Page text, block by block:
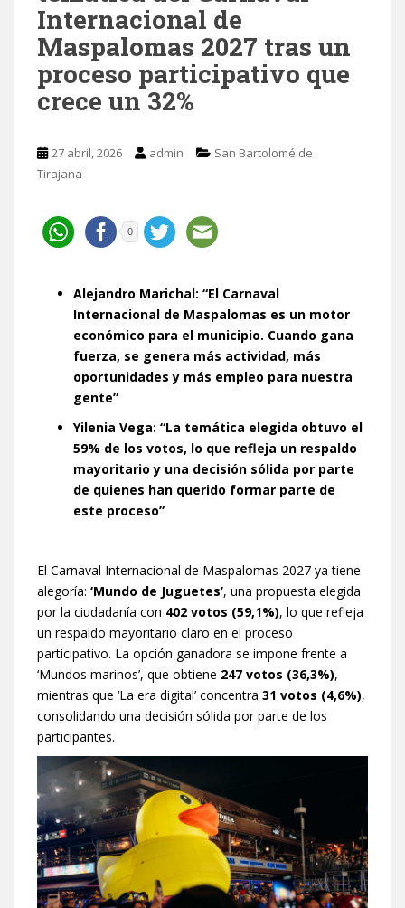
Internacional de
Maspalomas 2027 tras un
proceso participativo que
crece un 32%
27 abril, 2026 admin
San Bartolomé de
Tirajana
0
Alejandro Marichal: “El Carnaval
Internacional de Maspalomas es un motor
económico para el municipio. Cuando gana
fuerza, se genera más actividad, más
oportunidades y más empleo para nuestra
gente”
Yilenia Vega: “La temática elegida obtuvo el
59% de los votos, lo que refleja un respaldo
mayoritario y una decisión sólida por parte
de quienes han querido formar parte de
este proceso”
El Carnaval Internacional de Maspalomas 2027 ya tiene
alegoría: ‘Mundo de Juguetes’, una propuesta elegida
por la ciudadanía con 402 votos (59,1%), lo que refleja
un respaldo mayoritario claro en el proceso
participativo. La opción ganadora se impone frente a
‘Mundos marinos’, que obtiene 247 votos (36,3%),
mientras que ‘La era digital’ concentra 31 votos (4,6%),
consolidando una decisión sólida por parte de los
participantes.